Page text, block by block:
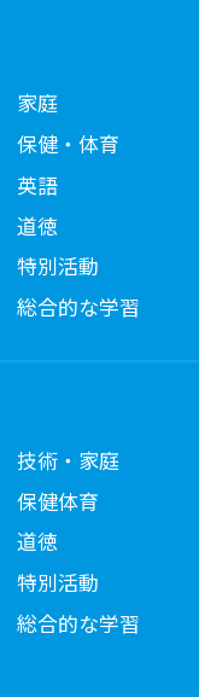
家庭
保健・体育
英語
道徳
特別活動
総合的な学習
技術・家庭
保健体育
道徳
特別活動
総合的な学習